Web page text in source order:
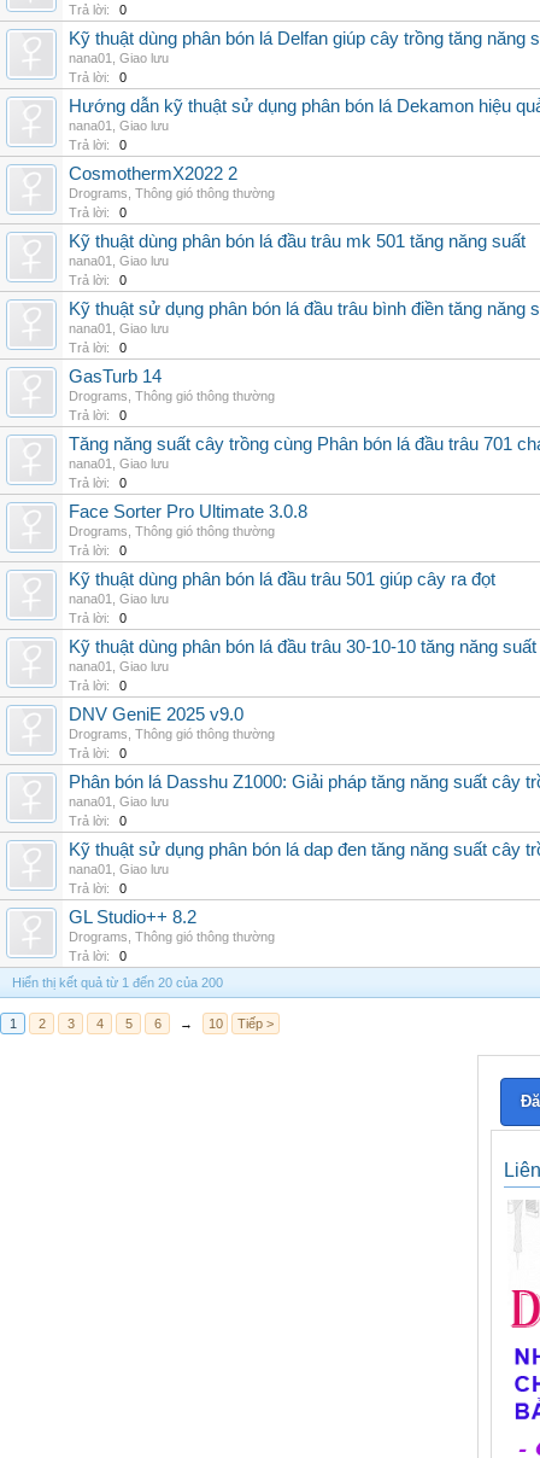
Trả lời:
0
Kỹ thuật dùng phân bón lá Delfan giúp cây trồng tăng năng
nana01
Giao lưu
Trả lời:
0
Hướng dẫn kỹ thuật sử dụng phân bón lá Dekamon hiệu
nana01
Giao lưu
Trả lời:
0
CosmothermX2022 2
Drograms Thông gió thông thường
Trả lời:
0
Kỹ thuật dùng phân bón lá đầu trâu mk 501 tăng năng suất
nana01
Giao lưu
Trả lời:
0
Kỹ thuật sử dụng phân bón lá đầu trâu bình điền tăng năng
nana01
Giao lưu
Trả lời:
0
GasTurb 14
Drograms Thông gió thông thường
Trả lời:
0
Tăng năng suất cây trồng cùng Phân bón lá đầu trâu 701
nana01
Giao lưu
Trả lời:
0
Face Sorter Pro Ultimate 3.0.8
Drograms Thông gió thông thường
Trả lời:
0
Kỹ thuật dùng phân bón lá đầu trâu 501 giúp cây ra đọt
nana01
Giao lưu
Trả lời:
0
Kỹ thuật dùng phân bón lá đầu trâu 30-10-10 tăng năng suất
nana01
Giao lưu
Trả lời:
0
DNV GeniE 2025 v9.0
Drograms Thông gió thông thường
Trả lời:
0
Phân bón lá Dasshu Z1000: Giải pháp tăng năng suất cây
nana01
Giao lưu
Trả lời:
0
Kỹ thuật sử dụng phân bón lá dap đen tăng năng suất cây
nana01
Giao lưu
Trả lời:
0
GL Studio++ 8.2
Drograms Thông gió thông thường
Trả lời:
0
Hiển thị kết quả từ 1 đến 20 của 200
1 2 3 4 5 6 → 10 Tiếp >